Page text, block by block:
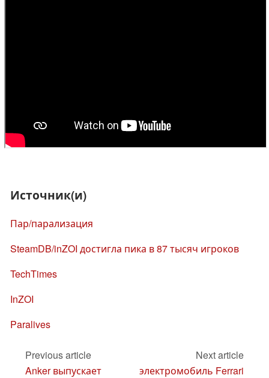
Источник(и)
Пар/парализация
SteamDB/inZOI достигла пика в 87 тысяч игроков
TechTimes
InZOI
Paralives
Previous article
Anker выпускает
Next article
электромобиль Ferrari